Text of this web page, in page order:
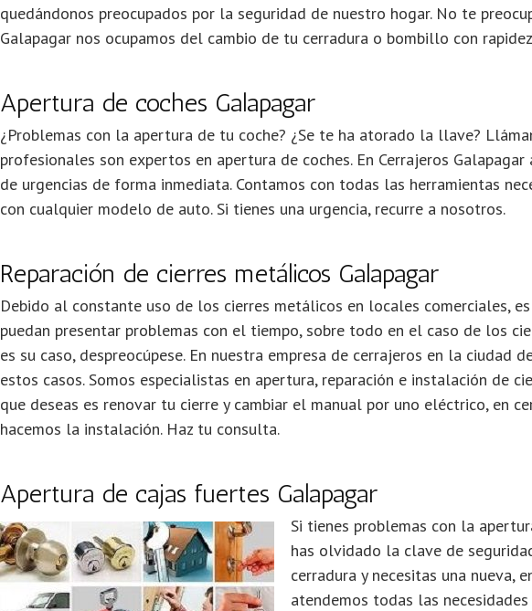
quedándonos preocupados por la seguridad de nuestro hogar. No te
Galapagar nos ocupamos del cambio de tu cerradura o bombillo con
Apertura de coches Galapagar
¿Problemas con la apertura de tu coche? ¿Se te ha atorado la llave?
profesionales son expertos en apertura de coches. En Cerrajeros
de urgencias de forma inmediata. Contamos con todas las herramientas
con cualquier modelo de auto. Si tienes una urgencia, recurre a nosotros.
Reparación de cierres metálicos Galapagar
Debido al constante uso de los cierres metálicos en locales comerciales,
puedan presentar problemas con el tiempo, sobre todo en el caso de los
es su caso, despreocúpese. En nuestra empresa de cerrajeros en la ciudad
estos casos. Somos especialistas en apertura, reparación e instalación de
que deseas es renovar tu cierre y cambiar el manual por uno eléctrico, en
hacemos la instalación. Haz tu consulta.
Apertura de cajas fuertes Galapagar
Si tienes problemas con la
has olvidado la clave de
cerradura y necesitas una nueva,
atendemos todas las